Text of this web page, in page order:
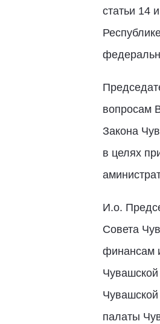
статьи 14
вопросам
Закона
в целях
И.о.
Совета
финансам
Чувашской
палаты